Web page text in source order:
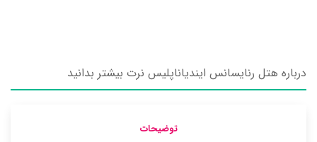
درباره هتل رنایسانس ایندیاناپلیس نرت بیشتر بدانید
توضیحات